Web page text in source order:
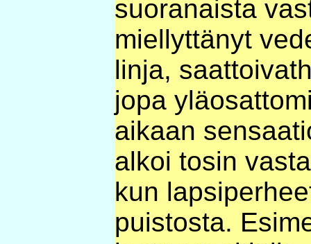
suoranaista
miellyttänyt
linja,
jopa
aikaan
alkoi tosin
kun
puistosta.